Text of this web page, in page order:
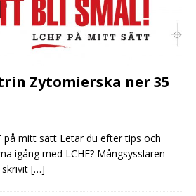
Zytomierska ner 35
på mitt sätt Letar du efter tips och
igång med LCHF? Mångsysslaren
[…]